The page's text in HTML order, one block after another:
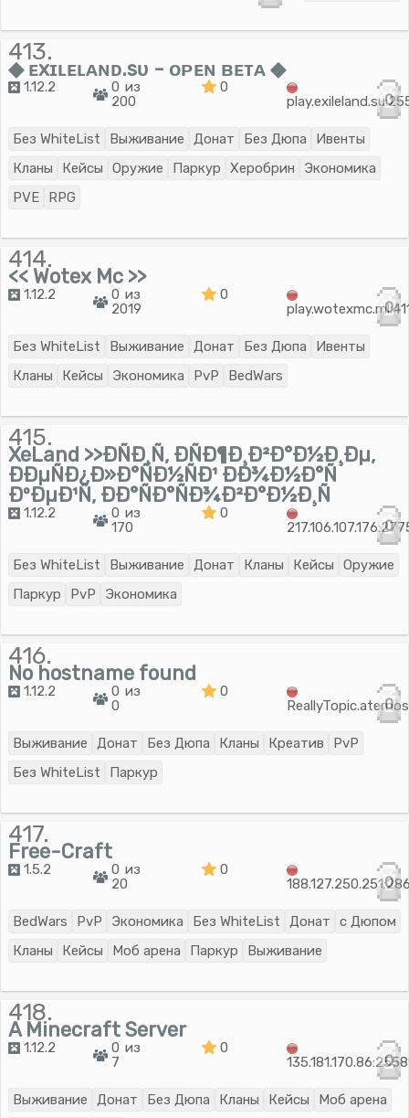
413.
◆ ᴇxɪʟᴇʟᴀɴᴅ.sᴜ - ᴏᴘᴇɴ ʙᴇᴛᴀ ◆
1.12.2
0 из
200
0
0
Без WhiteList Выживание Донат Без Дюпа
Ивенты
Кланы
Кейсы Оружие Паркур Херобрин
Экономика
PVE
RPG
414.
<< Wotex Mc >>
1.12.2
0 из
2019
0
0
Без WhiteList Выживание Донат Без Дюпа
Ивенты
Кланы
Кейсы Экономика PvP BedWars
415.
XeLand >>ÐÑÐ¸Ñ, ÐÑÐ¶Ð¸Ð²Ð°Ð½Ð¸Ðµ,
ÐÐµÑÐ¿Ð»Ð°ÑÐ½ÑÐ¹ ÐÐ¾Ð½Ð°Ñ
ÐºÐµÐ¹Ñ, ÐÐ°ÑÐ°ÑÐ¾Ð²Ð°Ð½Ð¸Ñ
1.12.2
0 из
170
0
0
Без WhiteList Выживание Донат Кланы Кейсы
Оружие
Паркур
PvP Экономика
416.
No hostname found
1.12.2
0 из
0
0
0
Выживание Донат Без Дюпа Кланы Креатив
PvP
Без WhiteList
Паркур
417.
Free-Craft
1.5.2
0 из
20
0
0
BedWars PvP Экономика Без WhiteList Донат
с Дюпом
Кланы
Кейсы Моб арена Паркур Выживание
418.
A Minecraft Server
1.12.2
0 из
7
0
0
Выживание Донат Без Дюпа Кланы Кейсы Моб арена